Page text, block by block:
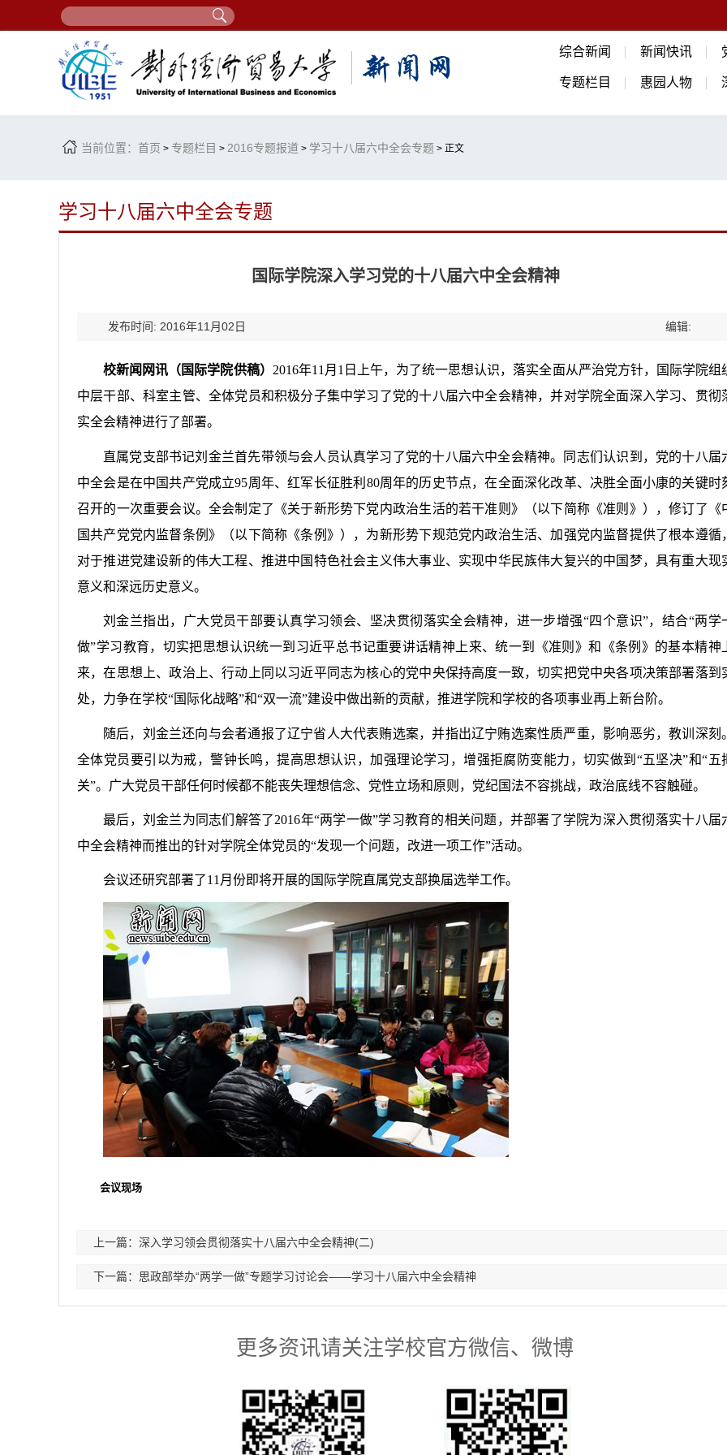
综合新闻 新闻快讯
专题栏目 惠园人物
当前位置： 首页 > 专题栏目 > 2016专题报道 > 学习十八届六中全会专题 > 正文
学习十八届六中全会专题
国际学院深入学习党的十八届六中全会精神
发布时间: 2016年11月02日 编辑:
校新闻网讯（国际学院供稿） 2016年11 月 1 日上午，为了统一思想认识，落实全面从严治党方针，国际学院组
中层干部、科室主管、全体党员和积极分子集中学习了党的十八届六中全会精神，并对学院全面深入学习、贯彻
实全会精神进行了部署。
直属党支部书记刘金兰首先带领与会人员认真学习了党的十八届六中全会精神。同志们认识到，党的十八届
中全会是在中国共产党成立95周年、红军长征胜利 80周年的历史节点，在全面深化改革、决胜全面小康的关键时
召开的一次重要会议。全会制定了《关于新形势下党内政治生活的若干准则》（以下简称《准则》），修订了《
国共产党党内监督条例》（以下简称《条例》），为新形势下规范党内政治生活、加强党内监督提供了根本遵循，
对于推进党建设新的伟大工程、推进中国特色社会主义伟大事业、实现中华民族伟大复兴的中国梦，具有重大现
意义和深远历史意义。
刘金兰指出，广大党员干部要认真学习领会、坚决贯彻落实全会精神，进一步增强“四个意识”，结合“两学
做”学习教育，切实把思想认识统一到习近平总书记重要讲话精神上来、统一到《准则》和《条例》的基本精神
来，在思想上、政治上、行动上同以习近平同志为核心的党中央保持高度一致，切实把党中央各项决策部署落到
处，力争在学校“国际化战略”和“双一流”建设中做出新的贡献，推进学院和学校的各项事业再上新台阶。
随后，刘金兰还向与会者通报了辽宁省人大代表贿选案，并指出辽宁贿选案性质严重，影响恶劣，教训深刻。
全体党员要引以为戒，警钟长鸣，提高思想认识，加强理论学习，增强拒腐防变能力，切实做到“五坚决”和“五
关”。广大党员干部任何时候都不能丧失理想信念、党性立场和原则，党纪国法不容挑战，政治底线不容触碰。
最后，刘金兰为同志们解答了2016年“两学一做”学习教育的相关问题，并部署了学院为深入贯彻落实十八届
中全会精神而推出的针对学院全体党员的“发现一个问题，改进一项工作”活动。
会议还研究部署了11 月份即将开展的国际学院直属党支部换届选举工作。
会议现场
上一篇：深入学习领会贯彻落实十八届六中全会精神(二)
下一篇：思政部举办“两学一做”专题学习讨论会——学习十八届六中全会精神
更多资讯请关注学校官方微信、微博